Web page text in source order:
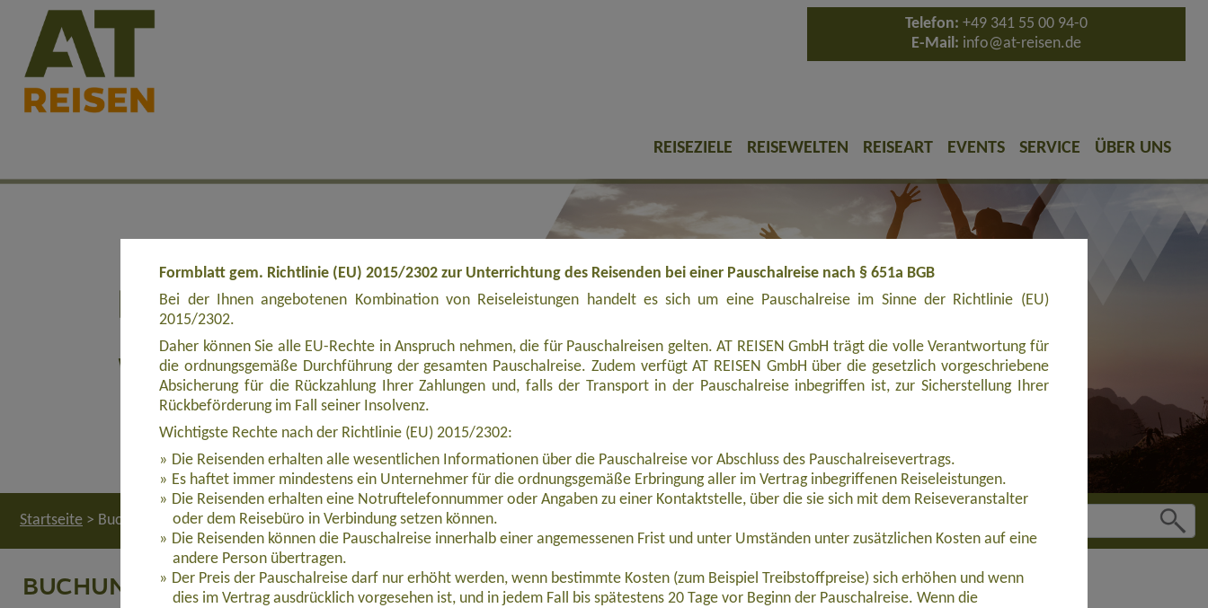
Telefon: +49 341 55 00 94-0
E-Mail: info@at-reisen.de
REISEZIELE REISEWELTEN REISEART EVENTS SERVICE ÜBER UNS
Startseite > Buchung
BUCHUNG
Formblatt gem. Richtlinie (EU) 2015/2302 zur Unterrichtung des Reisenden bei einer Pauschalreise nach § 651a BGB
Bei der Ihnen angebotenen Kombination von Reiseleistungen handelt es sich um eine Pauschalreise im Sinne der Richtlinie (EU)
2015/2302.
Daher können Sie alle EU-Rechte in Anspruch nehmen, die für Pauschalreisen gelten. AT REISEN GmbH trägt die volle Verantwortung für
die ordnungsgemäße Durchführung der gesamten Pauschalreise. Zudem verfügt AT REISEN GmbH über die gesetzlich vorgeschriebene
Absicherung für die Rückzahlung Ihrer Zahlungen und, falls der Transport in der Pauschalreise inbegriffen ist, zur Sicherstellung Ihrer
Rückbeförderung im Fall seiner Insolvenz.
Wichtigste Rechte nach der Richtlinie (EU) 2015/2302:
Die Reisenden erhalten alle wesentlichen Informationen über die Pauschalreise vor Abschluss des Pauschalreisevertrags.
Es haftet immer mindestens ein Unternehmer für die ordnungsgemäße Erbringung aller im Vertrag inbegriffenen Reiseleistungen.
Die Reisenden erhalten eine Notruftelefonnummer oder Angaben zu einer Kontaktstelle, über die sie sich mit dem Reiseveranstalter
oder dem Reisebüro in Verbindung setzen können.
Die Reisenden können die Pauschalreise innerhalb einer angemessenen Frist und unter Umständen unter zusätzlichen Kosten auf eine
andere Person übertragen.
Der Preis der Pauschalreise darf nur erhöht werden, wenn bestimmte Kosten (zum Beispiel Treibstoffpreise) sich erhöhen und wenn
dies im Vertrag ausdrücklich vorgesehen ist, und in jedem Fall bis spätestens 20 Tage vor Beginn der Pauschalreise. Wenn die